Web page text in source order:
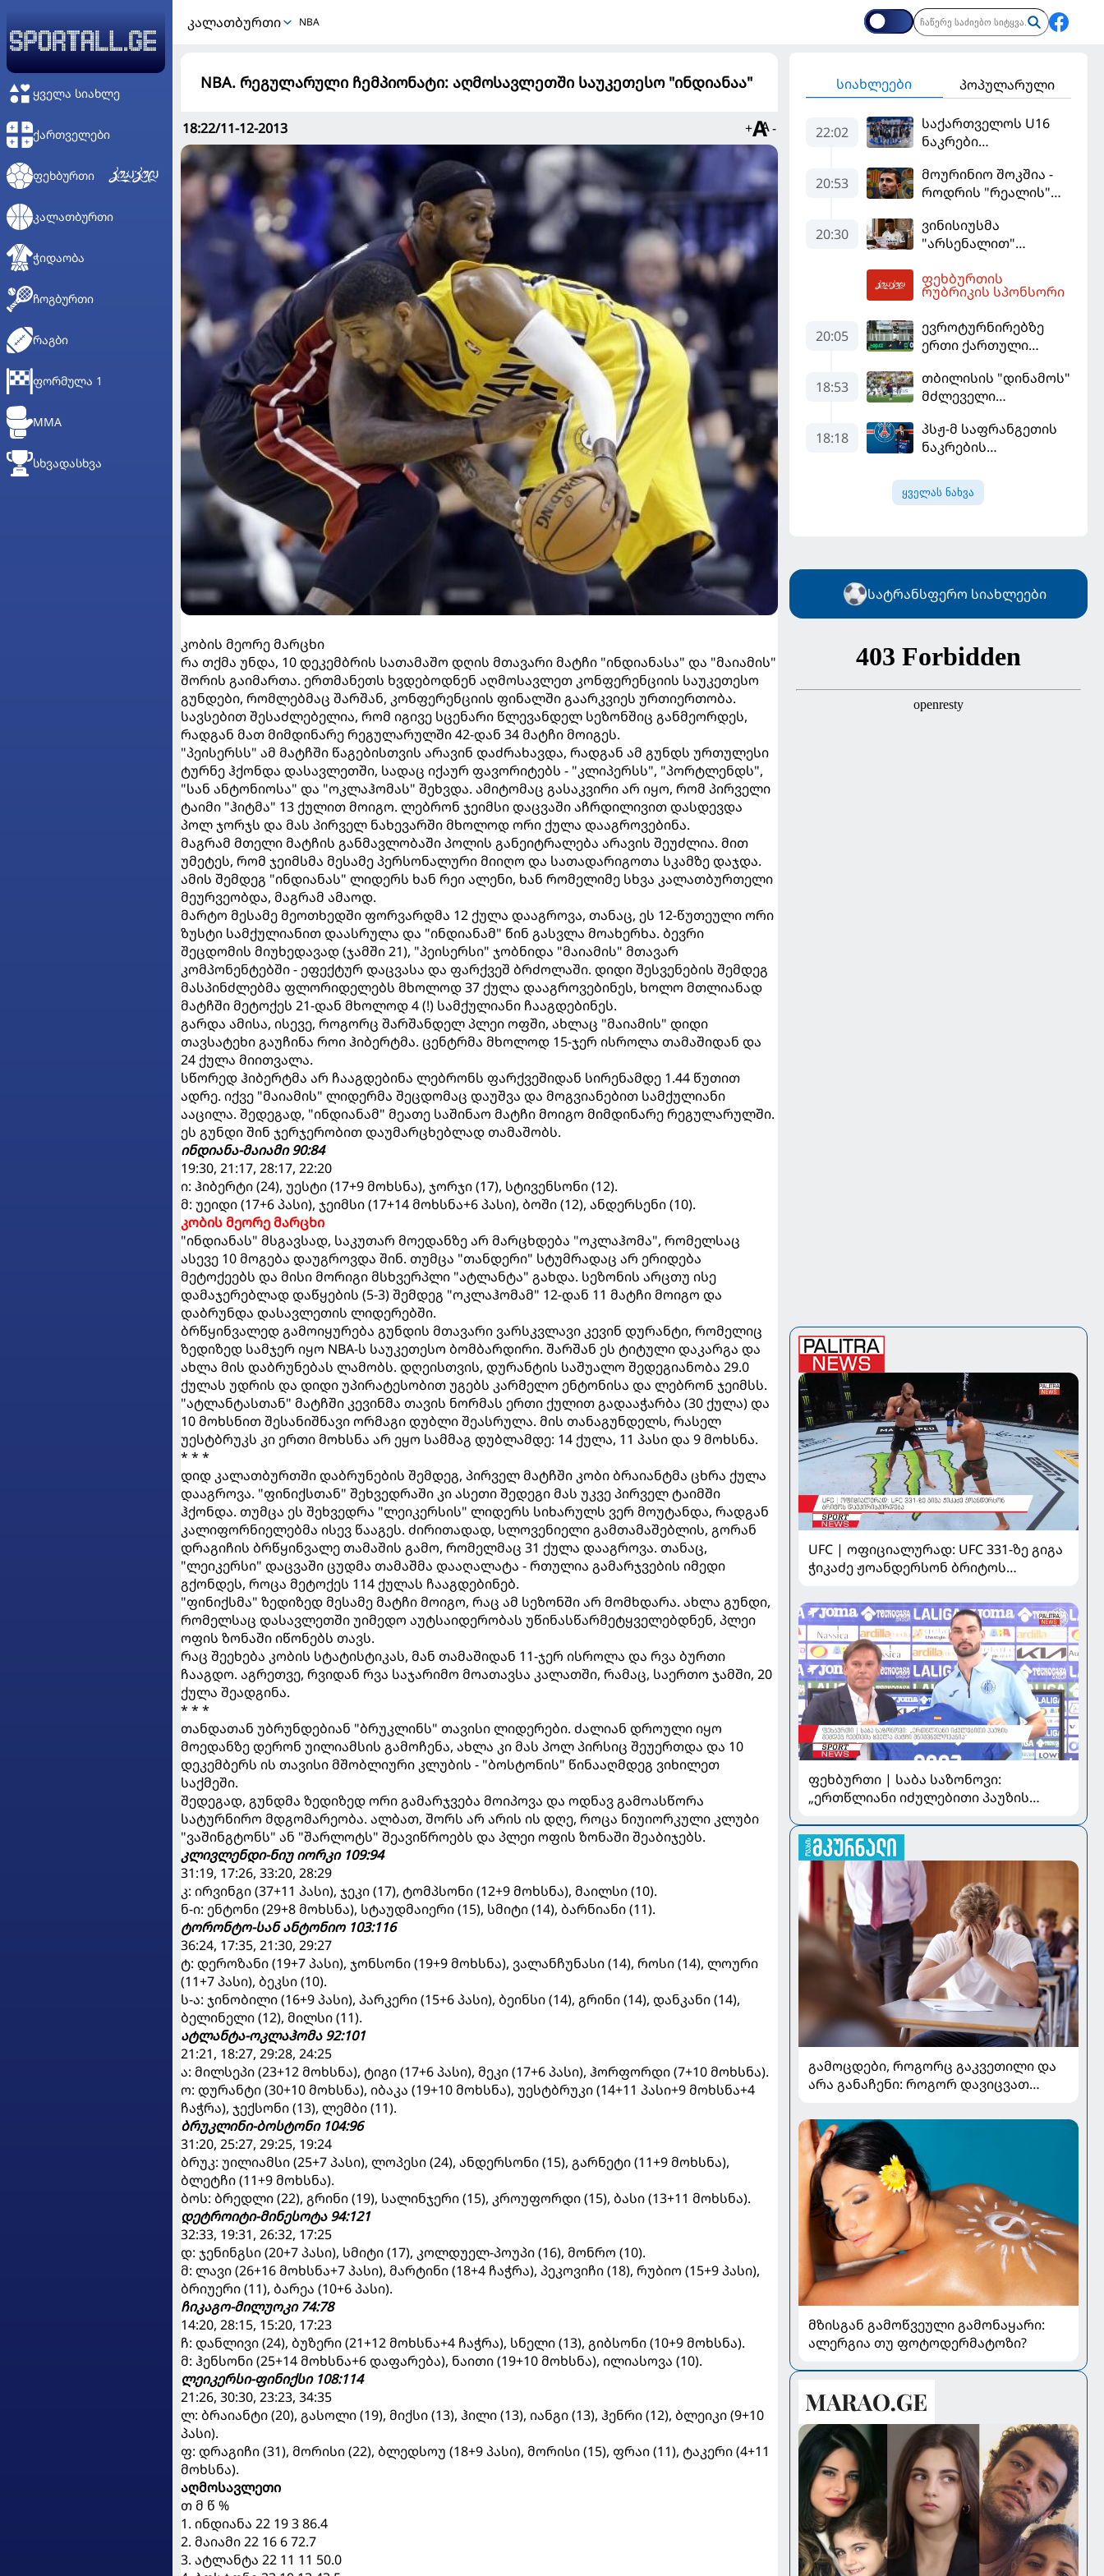
ᲧᲕᲔᲚᲐ ᲡᲘᲐᲮᲚᲔ
ᲥᲐᲠᲗᲕᲔᲚᲔᲑᲘ
ᲤᲔᲮᲑᲣᲠᲗᲘ
ᲙᲐᲚᲐᲗᲑᲣᲠᲗᲘ
ᲭᲘᲓᲐᲝᲑᲐ
ᲩᲝᲒᲑᲣᲠᲗᲘ
ᲠᲐᲒᲑᲘ
ᲤᲝᲠᲛᲣᲚᲐ 1
MMA
ᲡᲮᲕᲐᲓᲐᲡᲮᲕᲐ
ᲙᲐᲚᲐᲗᲑᲣᲠᲗᲘ NBA
NBA. რეგულარული ჩემპიონატი: აღმოსავლეთში საუკეთესო "ინდიანაა"
18:22/11-12-2013 + -
კობის მეორე მარცხი
რა თქმა უნდა, 10 დეკემბრის სათამაშო დღის მთავარი მატჩი "ინდიანასა" და "მაიამის"
შორის გაიმართა. ერთმანეთს ხვდებოდნენ აღმოსავლეთ კონფერენციის საუკეთესო
გუნდები, რომლებმაც შარშან, კონფერენციის ფინალში გაარკვიეს ურთიერთობა.
სავსებით შესაძლებელია, რომ იგივე სცენარი წლევანდელ სეზონშიც განმეორდეს,
რადგან მათ მიმდინარე რეგულარულში 42-დან 34 მატჩი მოიგეს.
"პეისერსს" ამ მატჩში წაგებისთვის არავინ დაძრახავდა, რადგან ამ გუნდს ურთულესი
ტურნე ჰქონდა დასავლეთში, სადაც იქაურ ფავორიტებს - "კლიპერსს", "პორტლენდს",
"სან ანტონიოსა" და "ოკლაჰომას" შეხვდა. ამიტომაც გასაკვირი არ იყო, რომ პირველი
ტაიმი "ჰიტმა" 13 ქულით მოიგო. ლებრონ ჯეიმსი დაცვაში აჩრდილივით დასდევდა
პოლ ჯორჯს და მას პირველ ნახევარში მხოლოდ ორი ქულა დააგროვებინა.
მაგრამ მთელი მატჩის განმავლობაში პოლის განეიტრალება არავის შეუძლია. მით
უმეტეს, რომ ჯეიმსმა მესამე პერსონალური მიიღო და სათადარიგოთა სკამზე დაჯდა.
ამის შემდეგ "ინდიანას" ლიდერს ხან რეი ალენი, ხან რომელიმე სხვა კალათბურთელი
მეურვეობდა, მაგრამ ამაოდ.
მარტო მესამე მეოთხედში ფორვარდმა 12 ქულა დააგროვა, თანაც, ეს 12-წუთეული ორი
ზუსტი სამქულიანით დაასრულა და "ინდიანამ" წინ გასვლა მოახერხა. ბევრი
შეცდომის მიუხედავად (ჯამში 21), "პეისერსი" ჯობნიდა "მაიამის" მთავარ
კომპონენტებში - ეფექტურ დაცვასა და ფარქვეშ ბრძოლაში. დიდი შესვენების შემდეგ
მასპინძლებმა ფლორიდელებს მხოლოდ 37 ქულა დააგროვებინეს, ხოლო მთლიანად
მატჩში მეტოქეს 21-დან მხოლოდ 4 (!) სამქულიანი ჩააგდებინეს.
გარდა ამისა, ისევე, როგორც შარშანდელ პლეი ოფში, ახლაც "მაიამის" დიდი
თავსატეხი გაუჩინა როი ჰიბერტმა. ცენტრმა მხოლოდ 15-ჯერ ისროლა თამაშიდან და
24 ქულა მიითვალა.
სწორედ ჰიბერტმა არ ჩააგდებინა ლებრონს ფარქვეშიდან სირენამდე 1.44 წუთით
ადრე. იქვე "მაიამის" ლიდერმა შეცდომაც დაუშვა და მოგვიანებით სამქულიანი
ააცილა. შედეგად, "ინდიანამ" მეათე საშინაო მატჩი მოიგო მიმდინარე რეგულარულში.
ეს გუნდი შინ ჯერჯერობით დაუმარცხებლად თამაშობს.
ინდიანა-მაიამი 90:84
19:30, 21:17, 28:17, 22:20
ი: ჰიბერტი (24), უესტი (17+9 მოხსნა), ჯორჯი (17), სტივენსონი (12).
მ: უეიდი (17+6 პასი), ჯეიმსი (17+14 მოხსნა+6 პასი), ბოში (12), ანდერსენი (10).
კობის მეორე მარცხი
"ინდიანას" მსგავსად, საკუთარ მოედანზე არ მარცხდება "ოკლაჰომა", რომელსაც
ასევე 10 მოგება დაუგროვდა შინ. თუმცა "თანდერი" სტუმრადაც არ ერიდება
მეტოქეებს და მისი მორიგი მსხვერპლი "ატლანტა" გახდა. სეზონის არცთუ ისე
დამაჯერებლად დაწყების (5-3) შემდეგ "ოკლაჰომამ" 12-დან 11 მატჩი მოიგო და
დაბრუნდა დასავლეთის ლიდერებში.
ბრწყინვალედ გამოიყურება გუნდის მთავარი ვარსკვლავი კევინ დურანტი, რომელიც
ზედიზედ სამჯერ იყო NBA-ს საუკეთესო ბომბარდირი. შარშან ეს ტიტული დაკარგა და
ახლა მის დაბრუნებას ლამობს. დღეისთვის, დურანტის საშუალო შედეგიანობა 29.0
ქულას უდრის და დიდი უპირატესობით უგებს კარმელო ენტონისა და ლებრონ ჯეიმსს.
"ატლანტასთან" მატჩში კევინმა თავის ნორმას ერთი ქულით გადააჭარბა (30 ქულა) და
10 მოხსნით შესანიშნავი ორმაგი დუბლი შეასრულა. მის თანაგუნდელს, რასელ
უესტბრუკს კი ერთი მოხსნა არ ეყო სამმაგ დუბლამდე: 14 ქულა, 11 პასი და 9 მოხსნა.
* * *
დიდ კალათბურთში დაბრუნების შემდეგ, პირველ მატჩში კობი ბრაიანტმა ცხრა ქულა
დააგროვა. "ფინიქსთან" შეხვედრაში კი ასეთი შედეგი მას უკვე პირველ ტაიმში
ჰქონდა. თუმცა ეს შეხვედრა "ლეიკერსის" ლიდერს სიხარულს ვერ მოუტანდა, რადგან
კალიფორნიელებმა ისევ წააგეს. ძირითადად, სლოვენიელი გამთამაშებლის, გორან
დრაგიჩის ბრწყინვალე თამაშის გამო, რომელმაც 31 ქულა დააგროვა. თანაც,
"ლეიკერსი" დაცვაში ცუდმა თამაშმა დააღალატა - რთულია გამარჯვების იმედი
გქონდეს, როცა მეტოქეს 114 ქულას ჩააგდებინებ.
"ფინიქსმა" ზედიზედ მესამე მატჩი მოიგო, რაც ამ სეზონში არ მომხდარა. ახლა გუნდი,
რომელსაც დასავლეთში უიმედო აუტსაიდერობას უწინასწარმეტყველებდნენ, პლეი
ოფის ზონაში იწონებს თავს.
რაც შეეხება კობის სტატისტიკას, მან თამაშიდან 11-ჯერ ისროლა და რვა ბურთი
ჩააგდო. აგრეთვე, რვიდან რვა საჯარიმო მოათავსა კალათში, რამაც, საერთო ჯამში, 20
ქულა შეადგინა.
* * *
თანდათან უბრუნდებიან "ბრუკლინს" თავისი ლიდერები. ძალიან დროული იყო
მოედანზე დერონ უილიამსის გამოჩენა, ახლა კი მას პოლ პირსიც შეუერთდა და 10
დეკემბერს ის თავისი მშობლიური კლუბის - "ბოსტონის" წინააღმდეგ ვიხილეთ
საქმეში.
შედეგად, გუნდმა ზედიზედ ორი გამარჯვება მოიპოვა და ოდნავ გამოასწორა
სატურნირო მდგომარეობა. ალბათ, შორს არ არის ის დღე, როცა ნიუიორკული კლუბი
"ვაშინგტონს" ან "შარლოტს" შეავიწროებს და პლეი ოფის ზონაში შეაბიჯებს.
კლივლენდი-ნიუ იორკი 109:94
31:19, 17:26, 33:20, 28:29
კ: ირვინგი (37+11 პასი), ჯეკი (17), ტომპსონი (12+9 მოხსნა), მაილსი (10).
ნ-ი: ენტონი (29+8 მოხსნა), სტაუდმაიერი (15), სმიტი (14), ბარნიანი (11).
ტორონტო-სან ანტონიო 103:116
36:24, 17:35, 21:30, 29:27
ტ: დეროზანი (19+7 პასი), ჯონსონი (19+9 მოხსნა), ვალანჩუნასი (14), როსი (14), ლოური
(11+7 პასი), ბეკსი (10).
ს-ა: ჯინობილი (16+9 პასი), პარკერი (15+6 პასი), ბეინსი (14), გრინი (14), დანკანი (14),
ბელინელი (12), მილსი (11).
ატლანტა-ოკლაჰომა 92:101
21:21, 18:27, 29:28, 24:25
ა: მილსეპი (23+12 მოხსნა), ტიგი (17+6 პასი), მეკი (17+6 პასი), ჰორფორდი (7+10 მოხსნა).
ო: დურანტი (30+10 მოხსნა), იბაკა (19+10 მოხსნა), უესტბრუკი (14+11 პასი+9 მოხსნა+4
ჩაჭრა), ჯექსონი (13), ლემბი (11).
ბრუკლინი-ბოსტონი 104:96
31:20, 25:27, 29:25, 19:24
ბრუკ: უილიამსი (25+7 პასი), ლოპესი (24), ანდერსონი (15), გარნეტი (11+9 მოხსნა),
ბლეტჩი (11+9 მოხსნა).
ბოს: ბრედლი (22), გრინი (19), სალინჯერი (15), კროუფორდი (15), ბასი (13+11 მოხსნა).
დეტროიტი-მინესოტა 94:121
32:33, 19:31, 26:32, 17:25
დ: ჯენინგსი (20+7 პასი), სმიტი (17), კოლდუელ-პოუპი (16), მონრო (10).
მ: ლავი (26+16 მოხსნა+7 პასი), მარტინი (18+4 ჩაჭრა), პეკოვიჩი (18), რუბიო (15+9 პასი),
ბრიუერი (11), ბარეა (10+6 პასი).
ჩიკაგო-მილუოკი 74:78
14:20, 28:15, 15:20, 17:23
ჩ: დანლივი (24), ბუზერი (21+12 მოხსნა+4 ჩაჭრა), სნელი (13), გიბსონი (10+9 მოხსნა).
მ: ჰენსონი (25+14 მოხსნა+6 დაფარება), ნაითი (19+10 მოხსნა), ილიასოვა (10).
ლეიკერსი-ფინიქსი 108:114
21:26, 30:30, 23:23, 34:35
ლ: ბრაიანტი (20), გასოლი (19), მიქსი (13), ჰილი (13), იანგი (13), ჰენრი (12), ბლეიკი (9+10
პასი).
ფ: დრაგიჩი (31), მორისი (22), ბლედსოუ (18+9 პასი), მორისი (15), ფრაი (11), ტაკერი (4+11
მოხსნა).
აღმოსავლეთი
თ მ წ %
1. ინდიანა 22 19 3 86.4
2. მაიამი 22 16 6 72.7
3. ატლანტა 22 11 11 50.0
სიახლეები პოპულარული
22:02
საქართველოს U16
ნაკრები
ფინალურ ეტაპზე – A
დივიზიონში
20:53
მოურინიო შოკშია -
როდრის "რეალის"
და "ბარსელონაში"
გადადის
20:30
ვინისიუსმა
"არსენალით"
გამოიყენა და
"რეალთან"
მომგებიანად
გააგრძელა
ფეხბურთის
რუბრიკის სპონსორი
20:05
ევროტურნირებზე
ერთი ქართული
18:53
თბილისის "დინამოს"
მძლეველი
"ჰაიდუკთან"
განადგურდა
18:18
პსჟ-მ საფრანგეთის
ნაკრების
დაიმატა
ყველას ნახვა
სატრანსფერო სიახლეები
UFC | ოფიციალურად: UFC 331-ზე გიგა
ჭიკაძე ჟოანდერსონ ბრიტოს
ფეხბურთი | საბა საზონოვი:
„ერთწლიანი იძულებითი პაუზის
მნიშვნელოვანია“
გამოცდები, როგორც გაკვეთილი და
არა განაჩენი: როგორ დავიცვათ
მომავალი
მზისგან გამოწვეული გამონაყარი:
ალერგია თუ ფოტოდერმატოზი?